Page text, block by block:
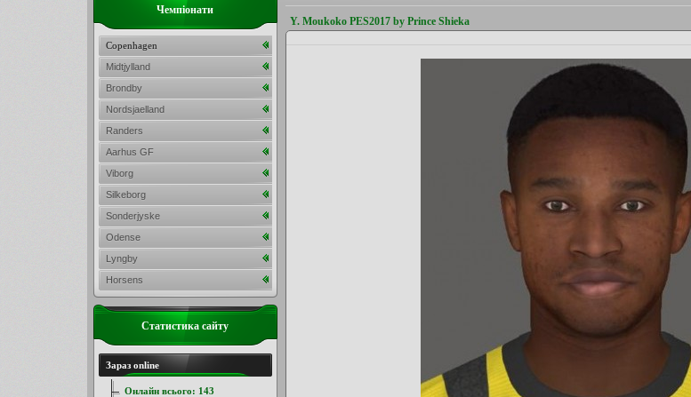
Y. Moukoko PES2017 by Prince Shieka
Чемпіонати
Copenhagen
Midtjylland
Brondby
Nordsjaelland
Randers
Aarhus GF
Viborg
Silkeborg
Sonderjyske
Odense
Lyngby
Horsens
Статистика сайту
Зараз online
Онлайн всього: 143